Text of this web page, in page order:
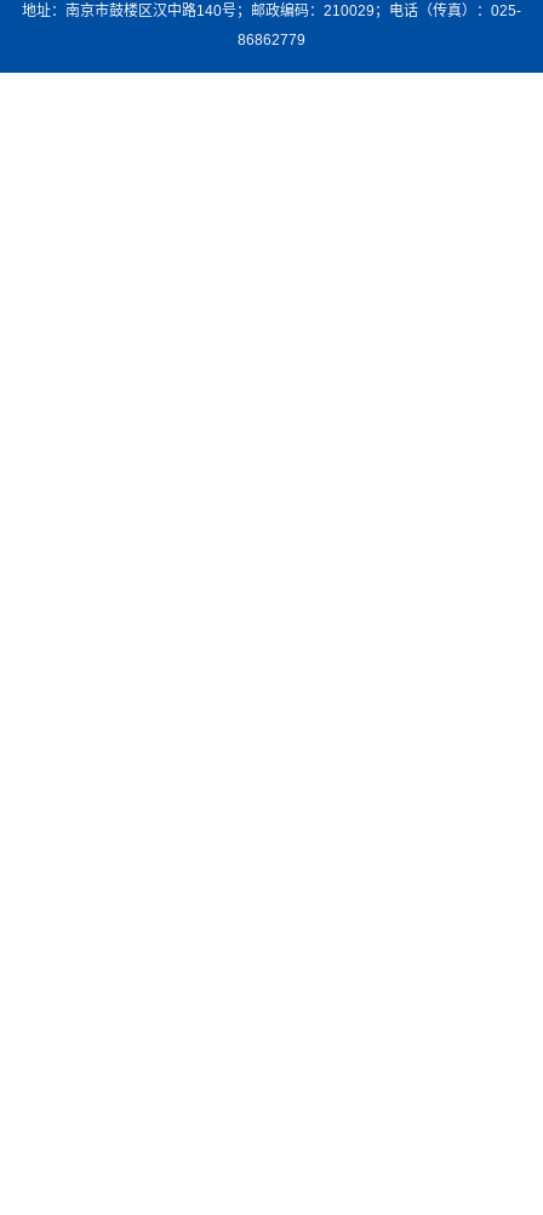
地址：南京市鼓楼区汉中路140号；邮政编码：210029；电话（传真）：025-
86862779